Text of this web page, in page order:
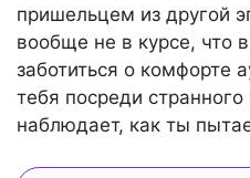
пришельцем из другой
вообще не в курсе, что
заботиться о комфорте
тебя посреди
наблюдает, как ты